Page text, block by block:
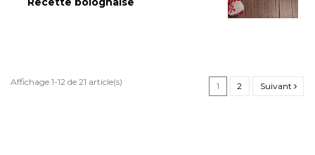
Affichage 1-12 de 21 article(s) 1 2 Suivant